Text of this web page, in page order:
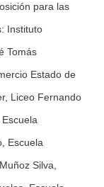
para las
Instituto
Tomás
Estado de
Liceo Fernando
Escuela
Silva,